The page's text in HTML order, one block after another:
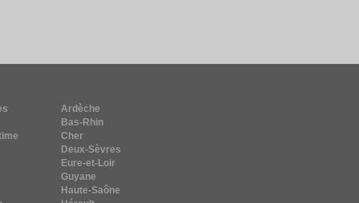
Ardèche
Bas-Rhin
Cher
Deux-Sèvres
Eure-et-Loir
Guyane
Haute-Saône